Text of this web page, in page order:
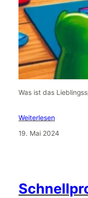
Was ist das
Weiterlesen
19. Mai 2024